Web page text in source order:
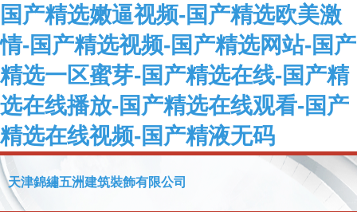
国产精选嫩逼视频-国产精选欧美激
情-国产精选视频-国产精选网站-国产
精选一区蜜芽-国产精选在线-国产精
选在线播放-国产精选在线观看-国产
精选在线视频-国产精液无码
天津錦繡五洲建筑裝飾有限公司